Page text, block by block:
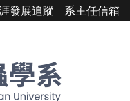
發展追蹤 系主任信箱